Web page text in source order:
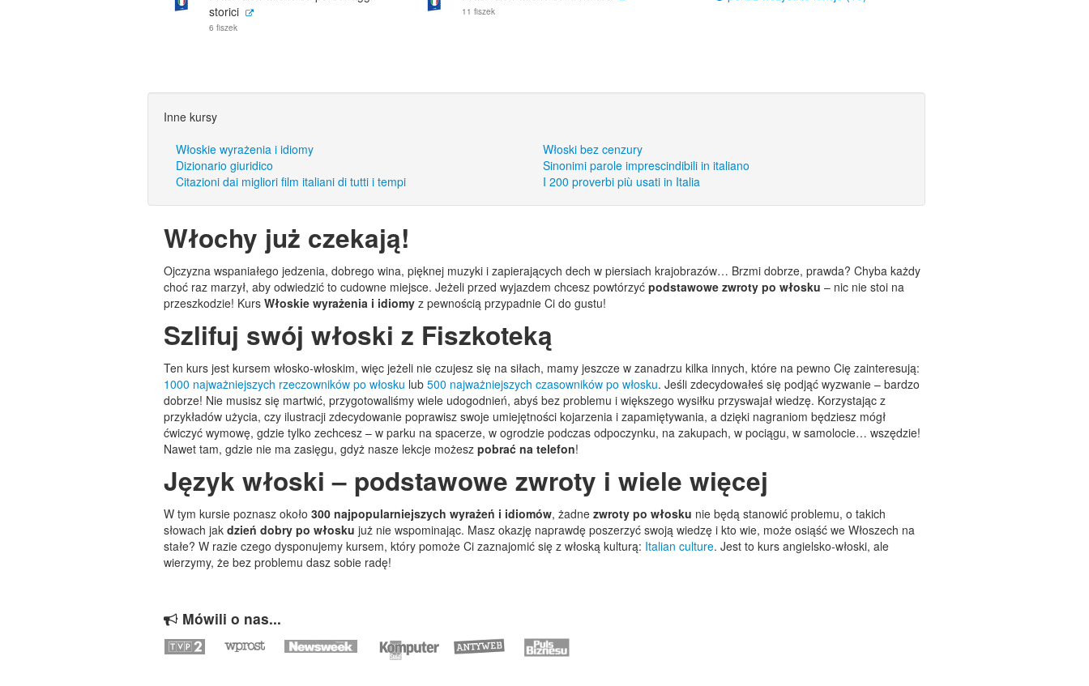
storici
6 fiszek
11 fiszek
Inne kursy
Włoskie wyrażenia i idiomy
Włoski bez cenzury
Dizionario giuridico
Sinonimi parole imprescindibili in italiano
Citazioni dai migliori film italiani di tutti i tempi
I 200 proverbi più usati in Italia
Włochy już czekają!
Ojczyzna wspaniałego jedzenia, dobrego wina, pięknej muzyki i zapierających dech w piersiach krajobrazów… Brzmi dobrze, prawda? Chyba każdy
choć raz marzył, aby odwiedzić to cudowne miejsce. Jeżeli przed wyjazdem chcesz powtórzyć podstawowe zwroty po włosku – nic nie stoi na
przeszkodzie! Kurs Włoskie wyrażenia i idiomy z pewnością przypadnie Ci do gustu!
Szlifuj swój włoski z Fiszkoteką
Ten kurs jest kursem włosko-włoskim, więc jeżeli nie czujesz się na siłach, mamy jeszcze w zanadrzu kilka innych, które na pewno Cię zainteresują:
1000 najważniejszych rzeczowników po włosku lub 500 najważniejszych czasowników po włosku. Jeśli zdecydowałeś się podjąć wyzwanie – bardzo
dobrze! Nie musisz się martwić, przygotowaliśmy wiele udogodnień, abyś bez problemu i większego wysiłku przyswajał wiedzę. Korzystając z
przykładów użycia, czy ilustracji zdecydowanie poprawisz swoje umiejętności kojarzenia i zapamiętywania, a dzięki nagraniom będziesz mógł
ćwiczyć wymowę, gdzie tylko zechcesz – w parku na spacerze, w ogrodzie podczas odpoczynku, na zakupach, w pociągu, w samolocie… wszędzie!
Nawet tam, gdzie nie ma zasięgu, gdyż nasze lekcje możesz pobrać na telefon!
Język włoski – podstawowe zwroty i wiele więcej
W tym kursie poznasz około 300 najpopularniejszych wyrażeń i idiomów, żadne zwroty po włosku nie będą stanowić problemu, o takich
słowach jak dzień dobry po włosku już nie wspominając. Masz okazję naprawdę poszerzyć swoją wiedzę i kto wie, może osiąść we Włoszech na
stałe? W razie czego dysponujemy kursem, który pomoże Ci zaznajomić się z włoską kulturą: Italian culture. Jest to kurs angielsko-włoski, ale
wierzymy, że bez problemu dasz sobie radę!
Mówili o nas...